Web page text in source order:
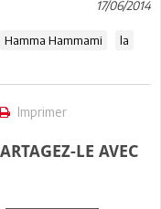
17/06/2014
Hamma Hammami
la
Imprimer
LE AVEC